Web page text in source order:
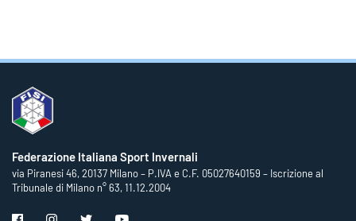
Federazione Italiana Sport Invernali
via Piranesi 46, 20137 Milano – P.IVA e C.F. 05027640159 – Iscrizione al
Tribunale di Milano n° 63, 11.12.2004